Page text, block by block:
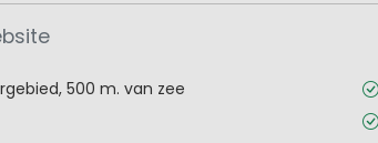
500 m. van zee